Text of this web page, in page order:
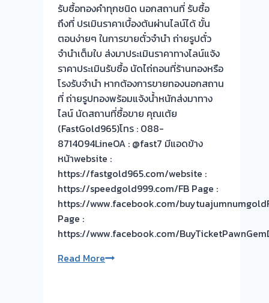
รับซื้อทองคำทุกชนิด นอกสถานที่ รับซื้อ
ถึงที่ ปรเมินราคาเบื้องต้นผ่านไลน์ได้ ขั้น
ตอนง่ายๆ ในการขายตั๋วจำนำ ถ่ายรูปตั๋ว
จำนำเต็มใบ ส่งมาประเมินราคาทางไลน์แจ้ง
ราคาประเมินรับซื้อ นัดไถ่ถอนที่ร้านทองหรือ
โรงรับจำนำ หากต้องการขายทองนอกสถาน
ที่ ถ่ายรูปทองพร้อมแจ้งน้ำหนักส่งมาทาง
ไลน์ นัดสถานที่ซื้อขาย คุณเต้ย
(FastGold965)โทร : 088-
8714094LineOA : @fast7 มีแอดข้าง
หน้าwebsite :
https://fastgold965.com/website :
https://speedgold999.com/FB Page :
https://www.facebook.com/
Page :
https://www.facebook.com/
Read Moreรับ